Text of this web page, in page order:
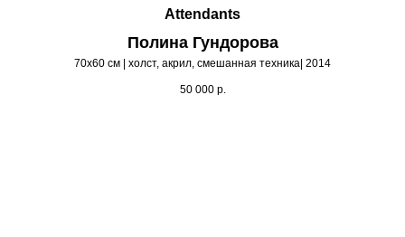
Attendants
Полина Гундорова
70х60 см | холст, акрил, смешанная техника| 2014
50 000 р.